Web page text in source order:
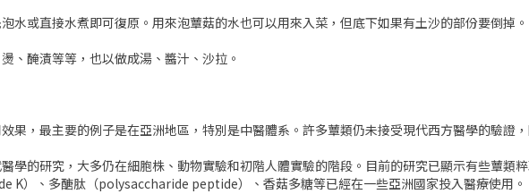
水或直接水煮即可復原。用來泡蕈菇的水也可以用來入菜，但底下如果有土沙的部份要倒掉。
、醃漬等等，也以做成湯、醬汁、沙拉。
果，最主要的例子是在亞洲地區，特別是中醫體系。許多蕈類仍未接受現代西方醫學的驗證
學的研究，大多仍在細胞株、動物實驗和初階人體實驗的階段。目前的研究已顯示有些蕈類
K）、多醣肽（polysaccharide peptide）、香菇多糖等已經在一些亞洲國家投入醫療使用。